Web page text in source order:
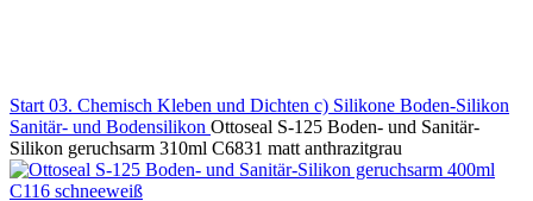
Start 03. Chemisch Kleben und Dichten c) Silikone Boden-Silikon
Sanitär- und Bodensilikon Ottoseal S-125 Boden- und Sanitär-
Silikon geruchsarm 310ml C6831 matt anthrazitgrau